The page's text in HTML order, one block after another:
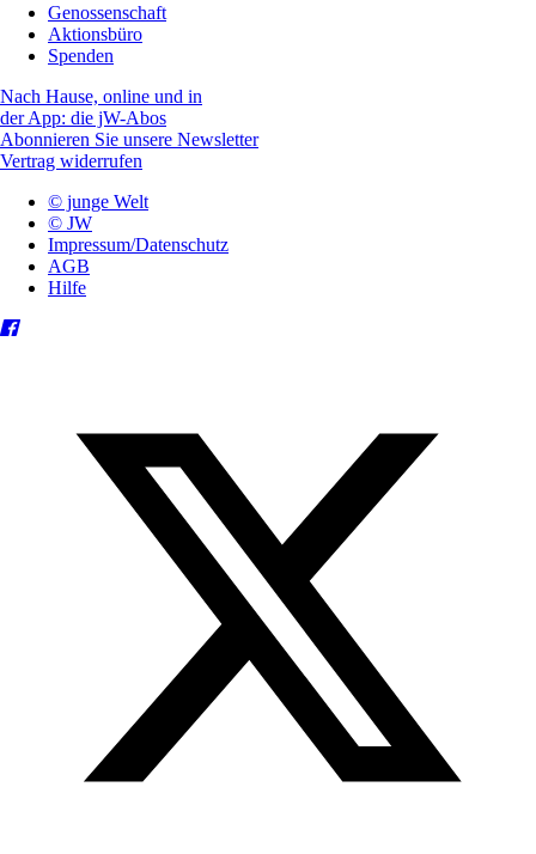
Genossenschaft
Aktionsbüro
Spenden
Nach Hause, online und in
der App: die jW-Abos
Abonnieren Sie unsere Newsletter
Vertrag widerrufen
© junge Welt
© JW
Impressum/Datenschutz
AGB
Hilfe